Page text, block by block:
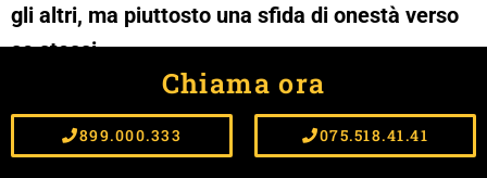
gli altri, ma piuttosto una sfida di onestà verso
se stessi.
Dobbiamo capire che i partner si mostrano
come instabili semplicemente a causa del
Chiama ora
899.000.333 075.518.41.41